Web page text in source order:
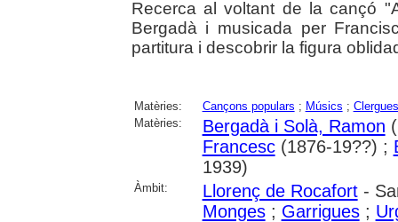
Recerca al voltant de la cançó
Bergadà i musicada per
partitura i descobrir la figura
Matèries: Cançons populars ; Músics ; Clergues
Matèries:
Bergadà i Solà, Ramon
Francesc(1876-19??) ;
1939)
Àmbit: Llorenç de Rocafort-
Monges; Garrigues;